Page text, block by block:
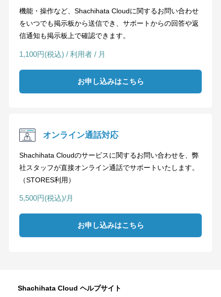
機能・操作など、Shachihata Cloudに関するお問い合わせ
をいつでも掲示板から送信でき、サポートからの回答や返
信通知も掲示板上で確認できます。
1,100円(税込) / 利用者 / 月
お申し込みはこちら
オンライン通話対応
Shachihata Cloudのサービスに関するお問い合わせを、弊
社スタッフが直接オンライン通話でサポートいたします。
（STORES利用）
5,500円(税込)/月
お申し込みはこちら
Shachihata Cloud ヘルプサイト